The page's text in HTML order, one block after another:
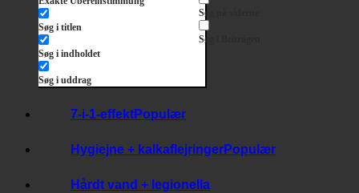
Exakte Übereinstimmung
Søg i titlen
Søg i indholdet
indlægstype
Søg på siderne